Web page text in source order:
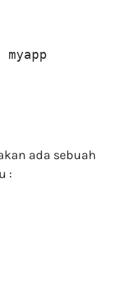
ada sebuah
: